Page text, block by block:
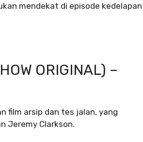
mendekat di episode kedelapan
ORIGINAL) –
film arsip dan tes jalan, yang
Jeremy Clarkson.